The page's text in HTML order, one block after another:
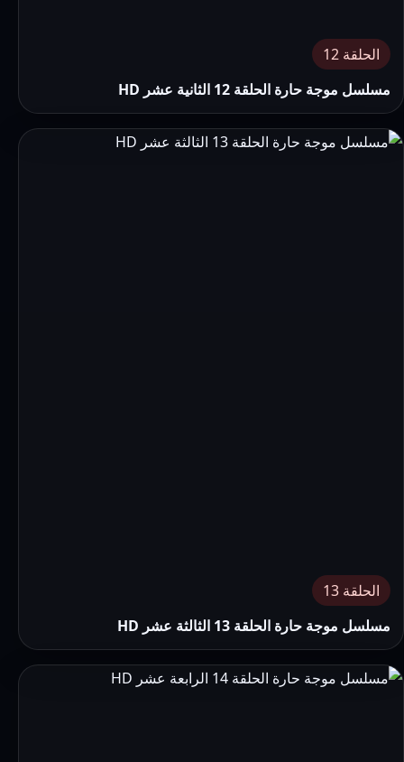
الحلقة 12
مسلسل موجة حارة الحلقة 12 الثانية عشر HD
الحلقة 13
مسلسل موجة حارة الحلقة 13 الثالثة عشر HD